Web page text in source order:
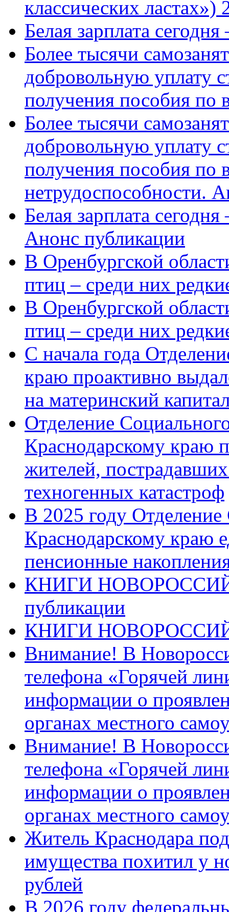
классических ластах»)
Белая зарплата
Более тысячи
добровольную уплату
получения пособия по
Более тысячи
добровольную уплату
получения пособия по
нетрудоспособности.
Белая зарплата
Анонс публикации
В Оренбургской
птиц – среди них
В Оренбургской
птиц – среди них
С начала года
краю проактивно
на материнский
Отделение
Краснодарскому краю
жителей,
техногенных катастроф
В 2025 году
Краснодарскому краю
пенсионные
КНИГИ
публикации
КНИГИ
Внимание! В
телефона «Горячей
информации о
органах местного
Внимание! В
телефона «Горячей
информации о
органах местного
Житель Краснодара
имущества похитил у
рублей
В 2026 году